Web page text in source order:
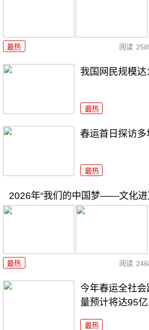
最热 阅读
我国网民规模
最热
春运首日探访
最热
2026年“我们的中国梦——文化进
最热 阅读
今年春运全社
量预计将达95
最热